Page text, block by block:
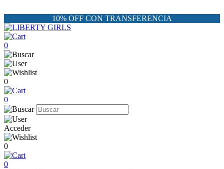
10% OFF CON TRANSFERENCIA
0
0
0
Acceder
0
0